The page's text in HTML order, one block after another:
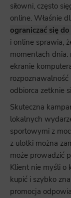
siłowni, często
online. Właśnie
ograniczać się
i online sprawia,
momentach dnia:
ekranie
rozpoznawalność
odbiorca zetknie
Skuteczna
lokalnych
sportowymi z
z ulotki można
może prowadzić
Klient nie myśli o
kupić i szybko
promocja